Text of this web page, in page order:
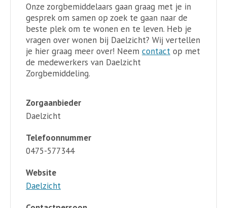
Onze zorgbemiddelaars gaan graag met je in
gesprek om samen op zoek te gaan naar de
beste plek om te wonen en te leven. Heb je
vragen over wonen bij Daelzicht? Wij vertellen
je hier graag meer over! Neem contact op met
de medewerkers van Daelzicht
Zorgbemiddeling.
Zorgaanbieder
Daelzicht
Telefoonnummer
0475-577344
Website
Daelzicht